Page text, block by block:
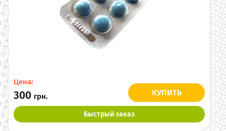
Цена:
300 грн. КУПИТЬ
Быстрый заказ